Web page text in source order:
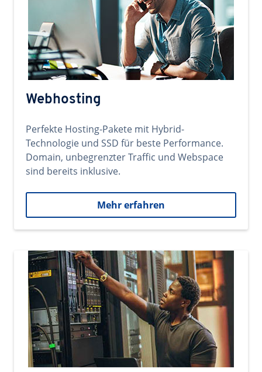
Webhosting
Perfekte Hosting-Pakete mit Hybrid-
Technologie und SSD für beste Performance.
Domain, unbegrenzter Traffic und Webspace
sind bereits inklusive.
Mehr erfahren